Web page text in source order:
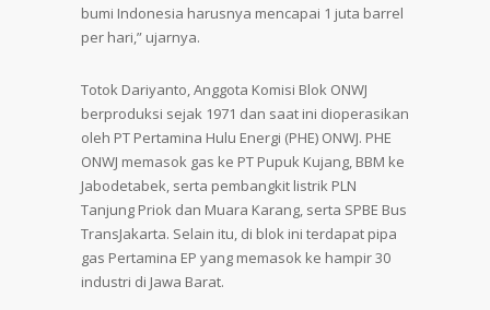
bumi Indonesia harusnya mencapai 1 juta barrel
per hari,” ujarnya.
Totok Dariyanto, Anggota Komisi Blok ONWJ
berproduksi sejak 1971 dan saat ini dioperasikan
oleh PT Pertamina Hulu Energi (PHE) ONWJ. PHE
ONWJ memasok gas ke PT Pupuk Kujang, BBM ke
Jabodetabek, serta pembangkit listrik PLN
Tanjung Priok dan Muara Karang, serta SPBE Bus
TransJakarta. Selain itu, di blok ini terdapat pipa
gas Pertamina EP yang memasok ke hampir 30
industri di Jawa Barat.